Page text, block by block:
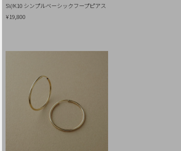
SV/K10 シンプルベーシックフープピアス
¥19,800